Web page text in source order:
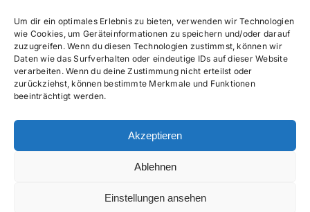
Um dir ein optimales Erlebnis zu bieten, verwenden wir Technologien
wie Cookies, um Geräteinformationen zu speichern und/oder darauf
zuzugreifen. Wenn du diesen Technologien zustimmst, können wir
Daten wie das Surfverhalten oder eindeutige IDs auf dieser Website
verarbeiten. Wenn du deine Zustimmung nicht erteilst oder
zurückziehst, können bestimmte Merkmale und Funktionen
beeinträchtigt werden.
Akzeptieren
Ablehnen
Einstellungen ansehen
Impressum
Datenschutzerklärung